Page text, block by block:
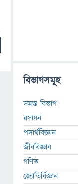
বিভাগসমূহ
সমস্ত বিভাগ
রসায়ন
পদার্থবিজ্ঞান
জীববিজ্ঞান
গণিত
জ্যোতির্বিজ্ঞান